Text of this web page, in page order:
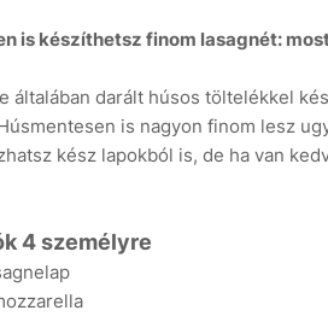
is készíthetsz finom lasagnét:
általában darált húsos töltelékkel
is nagyon finom lesz
kész lapokból is, de ha van
4 személyre